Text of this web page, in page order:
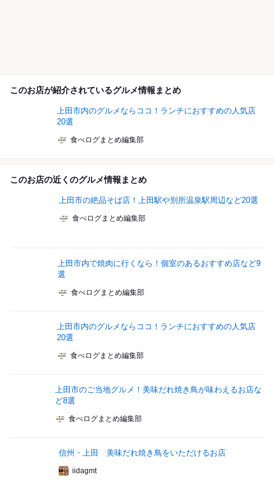
このお店が紹介されているグルメ情報まとめ
上田市内のグルメならココ！ランチにおすすめの人気店
20選
食べログまとめ編集部
このお店の近くのグルメ情報まとめ
上田市の絶品そば店！上田駅や別所温泉駅周辺など20選
食べログまとめ編集部
上田市内で焼肉に行くなら！個室のあるおすすめ店など9
選
食べログまとめ編集部
上田市内のグルメならココ！ランチにおすすめの人気店
20選
食べログまとめ編集部
上田市のご当地グルメ！美味だれ焼き鳥が味わえるお店な
ど8選
食べログまとめ編集部
信州・上田 美味だれ焼き鳥をいただけるお店
iidagmt